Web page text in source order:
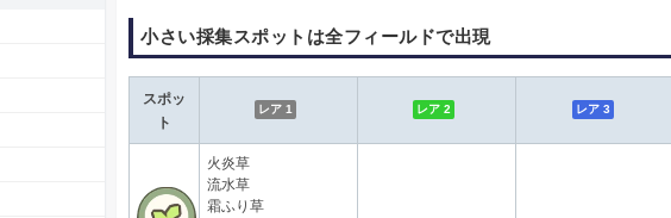
小さい採集スポットは全フィールドで出現
スポッ
ト
レア 1 レア 2 レア 3
火炎草
流水草
霜ふり草